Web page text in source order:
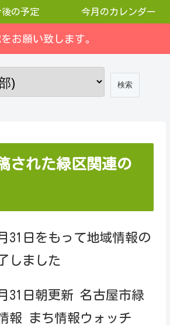
後の予定 今月のカレンダー
お願い致します。
された緑区関連の
31日をもって地域情報の
しました
31日朝更新 名古屋市緑
報 まち情報ウォッチ